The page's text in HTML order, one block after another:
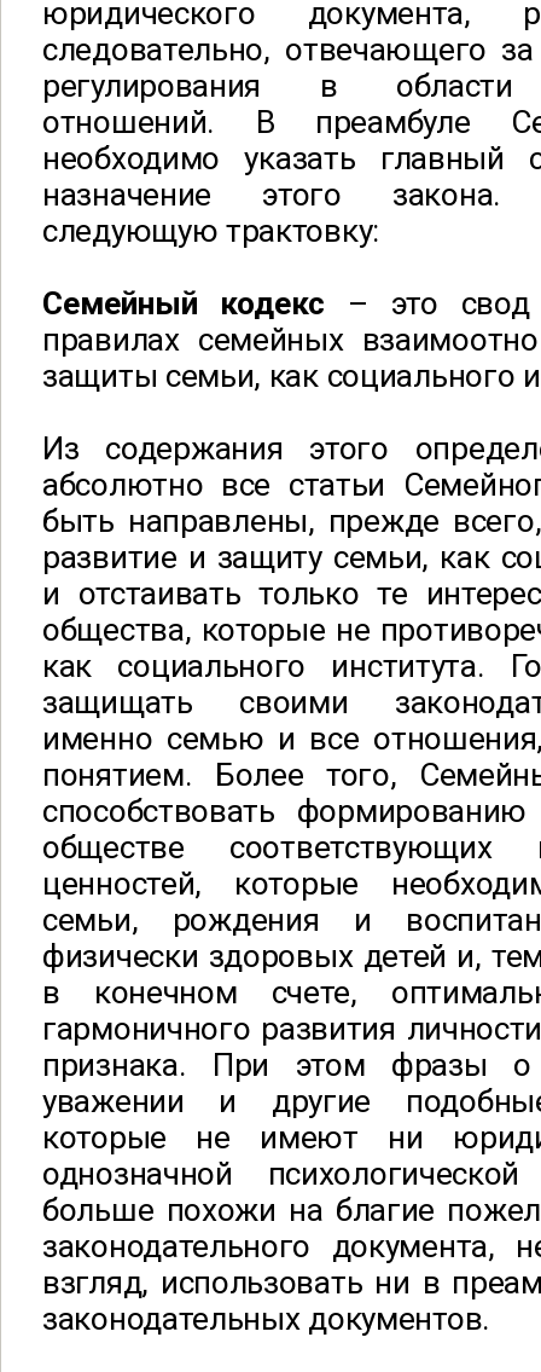
юридического документа,
следовательно, отвечающего
регулирования в области
отношений. В преамбуле
необходимо указать
назначение этого
следующую трактовку:
Семейный кодекс – это свод
правилах семейных
защиты семьи, как социального
Из содержания этого
абсолютно все статьи
быть направлены, прежде
развитие и защиту семьи, как
и отстаивать только те
общества, которые не
как социального института.
защищать своими
именно семью и все
понятием. Более того,
способствовать
обществе соответствующих
ценностей, которые
семьи, рождения и
физически здоровых детей и,
в конечном счете,
гармоничного развития
признака. При этом фразы
уважении и другие
которые не имеют ни
однозначной
больше похожи на благие
законодательного документа,
взгляд, использовать ни в
законодательных документов.